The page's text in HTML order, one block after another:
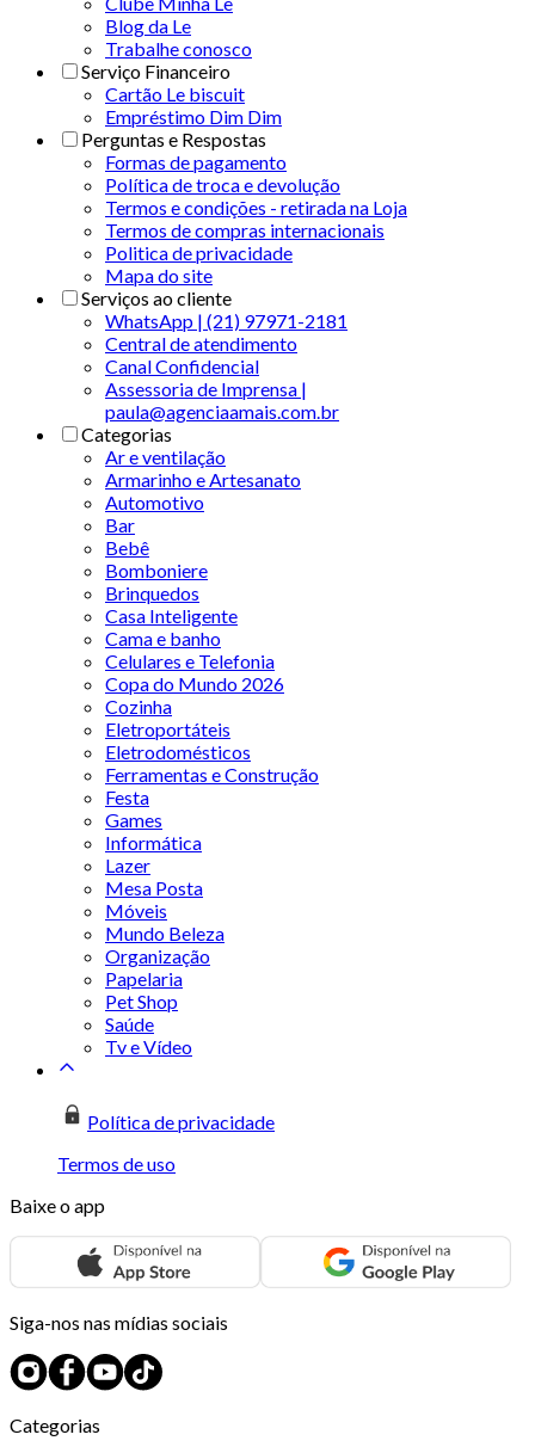
Blog da Le
Trabalhe conosco
Serviço Financeiro
Cartão Le biscuit
Empréstimo Dim Dim
Perguntas e Respostas
Formas de pagamento
Política de troca e devolução
Termos e condições - retirada na Loja
Termos de compras internacionais
Politica de privacidade
Mapa do site
Serviços ao cliente
WhatsApp | (21) 97971-2181
Central de atendimento
Canal Confidencial
Assessoria de Imprensa |
paula@agenciaamais.com.br
Categorias
Ar e ventilação
Armarinho e Artesanato
Automotivo
Bar
Bebê
Bomboniere
Brinquedos
Casa Inteligente
Cama e banho
Celulares e Telefonia
Copa do Mundo 2026
Cozinha
Eletroportáteis
Eletrodomésticos
Ferramentas e Construção
Festa
Games
Informática
Lazer
Mesa Posta
Móveis
Mundo Beleza
Organização
Papelaria
Pet Shop
Saúde
Tv e Vídeo
Política de privacidade
Termos de uso
Baixe o app
Siga-nos nas mídias sociais
Categorias